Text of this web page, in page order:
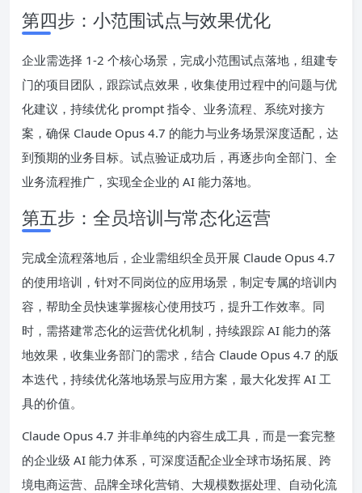
第四步：小范围试点与效果优化
企业需选择 1-2 个核心场景，完成小范围试点落地，组建专
门的项目团队，跟踪试点效果，收集使用过程中的问题与优
化建议，持续优化 prompt 指令、业务流程、系统对接方
案，确保 Claude Opus 4.7 的能力与业务场景深度适配，达
到预期的业务目标。试点验证成功后，再逐步向全部门、全
业务流程推广，实现全企业的 AI 能力落地。
第五步：全员培训与常态化运营
完成全流程落地后，企业需组织全员开展 Claude Opus 4.7
的使用培训，针对不同岗位的应用场景，制定专属的培训内
容，帮助全员快速掌握核心使用技巧，提升工作效率。同
时，需搭建常态化的运营优化机制，持续跟踪 AI 能力的落
地效果，收集业务部门的需求，结合 Claude Opus 4.7 的版
本迭代，持续优化落地场景与应用方案，最大化发挥 AI 工
具的价值。
Claude Opus 4.7 并非单纯的内容生成工具，而是一套完整
的企业级 AI 能力体系，可深度适配企业全球市场拓展、跨
境电商运营、品牌全球化营销、大规模数据处理、自动化流